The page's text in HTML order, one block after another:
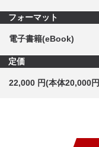
フォーマット
電子書籍(eBook)
定価
22,000 円(本体20,000